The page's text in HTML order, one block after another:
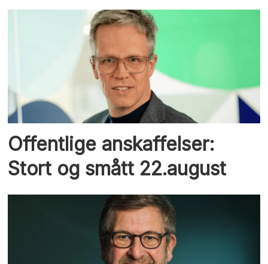
Offentlige anskaffelser:
Stort og smått 22.august